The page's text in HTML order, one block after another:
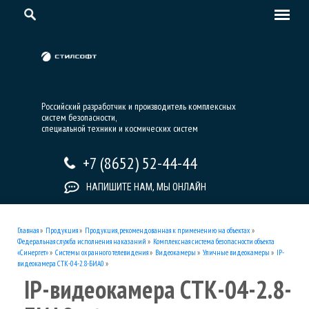
Российский разработчик и производитель комплексных
систем безопасности,
специальной техники и космических систем
+7 (8652) 52-44-44
НАПИШИТЕ НАМ, МЫ ОНЛАЙН
Главная» Продукция» Продукция, рекомендованная к применению на объектах»
Федеральная служба исполнения наказаний » Комплексная система безопасности объекта
«Синергет»» Системы охранного телевидения» Видеокамеры » Уличные видеокамеры » IP-
видеокамера СТК-04-2.8-БИА0 »
IP-видеокамера СТК-04-2.8-